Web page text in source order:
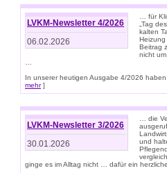
LVKM-Newsletter 4/2026
06.02.2026
… für
„Tag
kalten
Beitrag
nicht
In unserer heutigen Ausgabe 4/2026
mehr]
LVKM-Newsletter 3/2026
30.01.2026
… die
und
ginge es im Alltag nicht … dafür ein